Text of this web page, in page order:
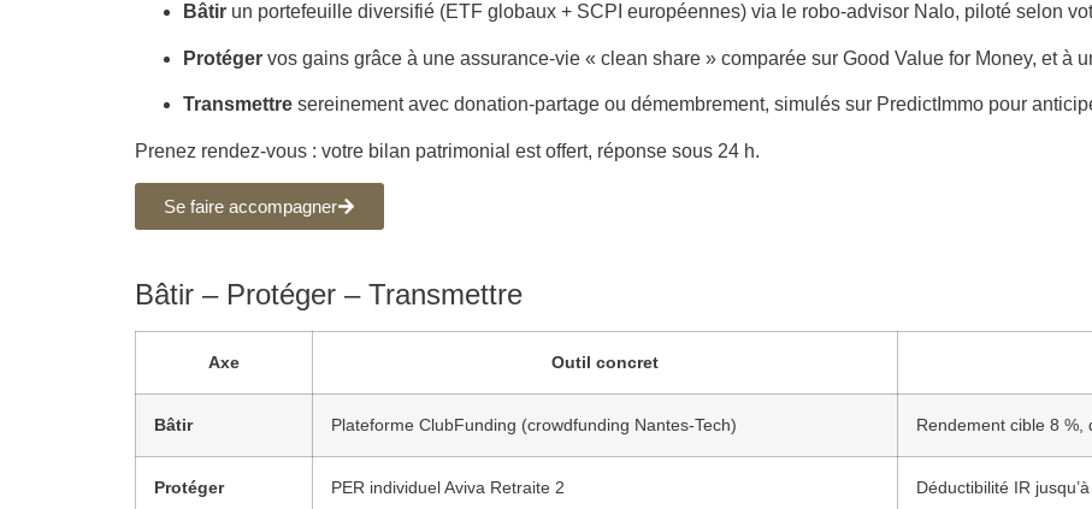
Bâtir un portefeuille diversifié (ETF globaux + SCPI européennes) via le robo-advisor Nalo, piloté selon
Protéger vos gains grâce à une assurance-vie « clean share » comparée sur Good Value for Money, et à
Transmettre sereinement avec donation-partage ou démembrement, simulés sur PredictImmo pour
Prenez rendez-vous : votre bilan patrimonial est offert, réponse sous 24 h.
Se faire accompagner
Bâtir – Protéger – Transmettre
Axe Outil concret
Bâtir Plateforme ClubFunding (crowdfunding Nantes-Tech) Rendement cible 8 %,
Protéger PER individuel Aviva Retraite 2 Déductibilité IR